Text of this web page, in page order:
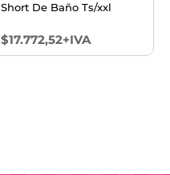
Short De Baño Ts/xxl
$17.772,52+IVA